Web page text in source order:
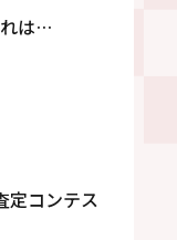
は…
定コンテス